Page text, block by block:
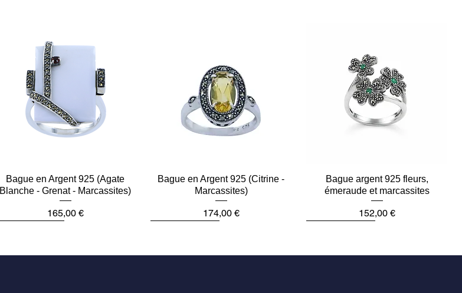
Aperçu rapide
Bague en Argent 925 (Agate
Blanche - Grenat - Marcassites)
Prix
165,00 €
Aperçu rapide
Bague en Argent 925 (Citrine -
Marcassites)
Prix
174,00 €
Aperçu rapide
Bague argent 925 fleurs,
émeraude et marcassites
Prix
152,00 €